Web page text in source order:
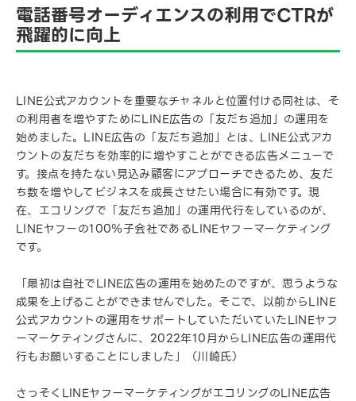
電話番号オーディエンスの利用でCTRが
飛躍的に向上
LINE公式アカウントを重要なチャネルと位置付ける同社は、そ
の利用者を増やすためにLINE広告の「友だち追加」の運用を
始めました。LINE広告の「友だち追加」とは、LINE公式アカ
ウントの友だちを効率的に増やすことができる広告メニューで
す。接点を持たない見込み顧客にアプローチできるため、友だ
ち数を増やしてビジネスを成長させたい場合に有効です。現
在、エコリングで「友だち追加」の運用代行をしているのが、
LINEヤフーの100％子会社であるLINEヤフーマーケティング
です。
「最初は自社でLINE広告の運用を始めたのですが、思うような
成果を上げることができませんでした。そこで、以前からLINE
公式アカウントの運用をサポートしていただいていたLINEヤフ
ーマーケティングさんに、2022年10月からLINE広告の運用代
行もお願いすることにしました」（川崎氏）
さっそくLINEヤフーマーケティングがエコリングのLINE広告